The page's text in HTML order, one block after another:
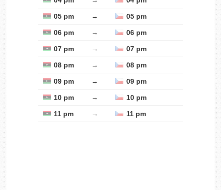
05 pm → 05 pm
06 pm → 06 pm
07 pm → 07 pm
08 pm → 08 pm
09 pm → 09 pm
10 pm → 10 pm
11 pm → 11 pm